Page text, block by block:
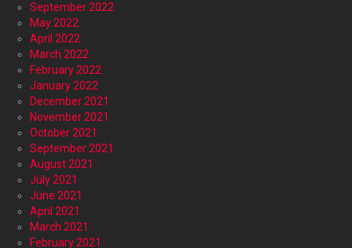
September 2022
May 2022
April 2022
March 2022
February 2022
January 2022
December 2021
November 2021
October 2021
September 2021
August 2021
July 2021
June 2021
April 2021
March 2021
February 2021